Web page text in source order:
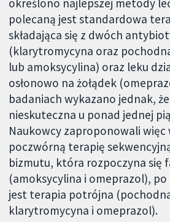
polecaną jest standardowa
składająca się z dwóch
(klarytromycyna oraz
lub amoksycylina) oraz leku
osłonowo na żołądek
badaniach wykazano jednak,
nieskuteczna u ponad jednej
Naukowcy zaproponowali więc
poczwórną terapię
bizmutu, która rozpoczyna się
(amoksycylina i omeprazol),
jest terapia potrójna
klarytromycyna i omeprazol).